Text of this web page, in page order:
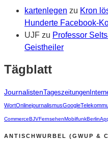
kartenlegen zu Kron
Hunderte Facebook-
UJF zu Professor
Geistheiler
Tägblatt
JournalistenTageszeitungen
WortOnlinejournalismusGoogle
CommerceBJVFernsehenMobilfunkBerlin
ANTISCHWURBEL (GWUP &